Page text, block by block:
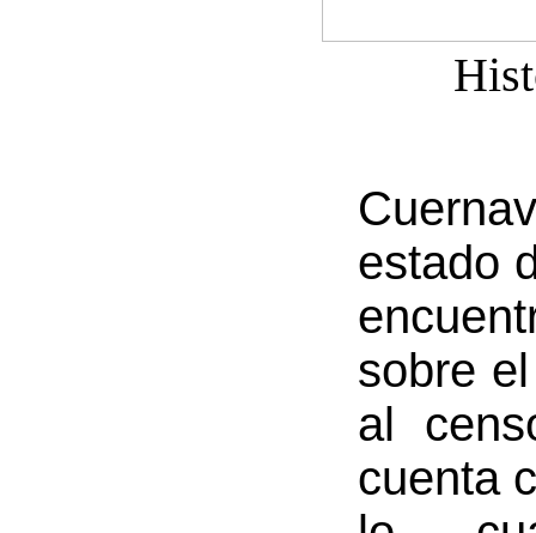
estado
sobre
al
cuenta